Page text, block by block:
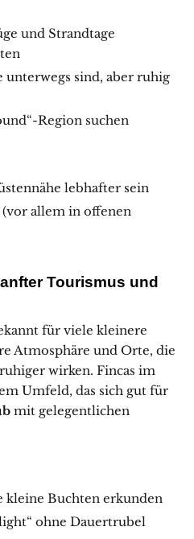
und Strandtage
unterwegs sind, aber ruhig
Region suchen
lebhafter sein
(vor allem in offenen
Tourismus und
für viele kleinere
Atmosphäre und Orte, die
wirken. Fincas im
Umfeld, das sich gut für
mit gelegentlichen
kleine Buchten erkunden
ohne Dauertrubel